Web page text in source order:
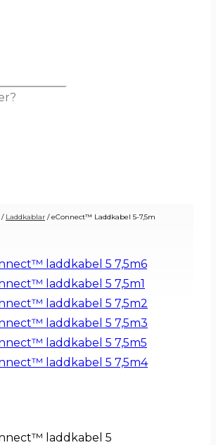
/ Laddkablar / eConnect™ Laddkabel 5-7,5m